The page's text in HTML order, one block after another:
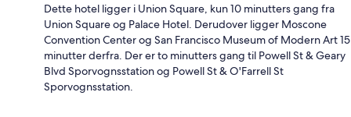
Dette hotel ligger i Union Square, kun 10 minutters gang fra
Union Square og Palace Hotel. Derudover ligger Moscone
Convention Center og San Francisco Museum of Modern Art 15
minutter derfra. Der er to minutters gang til Powell St & Geary
Blvd Sporvognsstation og Powell St & O'Farrell St
Sporvognsstation.